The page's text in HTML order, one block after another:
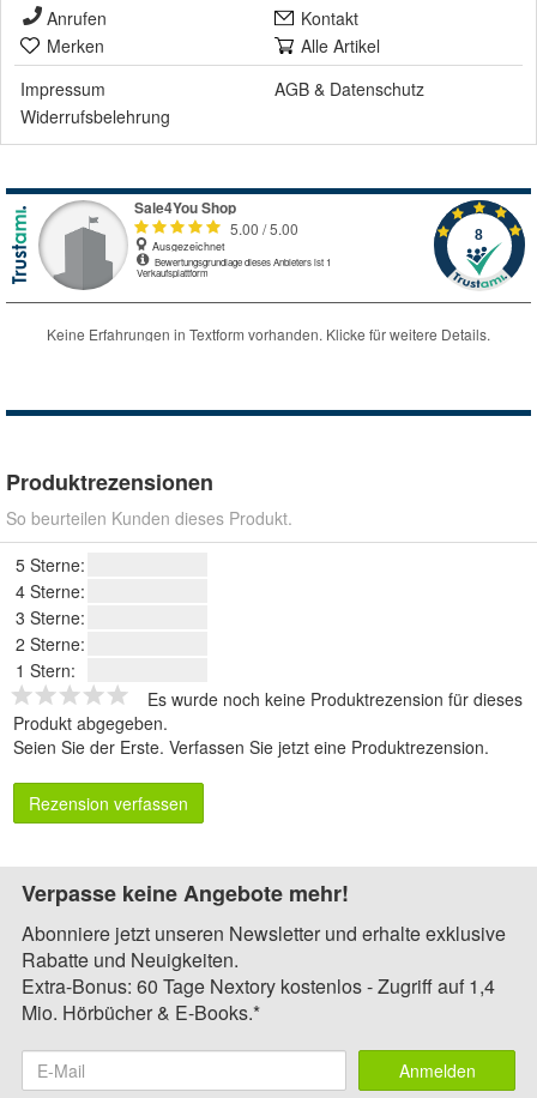
Anrufen
Kontakt
Merken
Alle Artikel
Impressum
AGB & Datenschutz
Widerrufsbelehrung
Produktrezensionen
So beurteilen Kunden dieses Produkt.
5 Sterne:
4 Sterne:
3 Sterne:
2 Sterne:
1 Stern:
Es wurde noch keine Produktrezension für dieses
Produkt abgegeben.
Seien Sie der Erste. Verfassen Sie jetzt eine Produktrezension.
Rezension verfassen
Verpasse keine Angebote mehr!
Abonniere jetzt unseren Newsletter und erhalte exklusive
Rabatte und Neuigkeiten.
Extra-Bonus: 60 Tage Nextory kostenlos - Zugriff auf 1,4
Mio. Hörbücher & E-Books.*
Anmelden